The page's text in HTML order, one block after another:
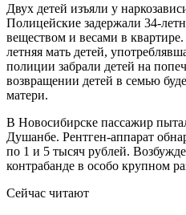
Двух детей изъяли у
Полицейские задержали 34-
веществом и весами в
летняя мать детей,
полиции забрали детей на
возвращении детей в семью
матери.
В Новосибирске пассажир
Душанбе. Рентген-аппарат
по 1 и 5 тысяч рублей.
контрабанде в особо крупном
Сейчас читают